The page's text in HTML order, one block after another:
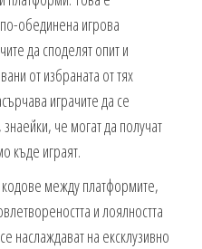
обединена игрова
да споделят опит и
от избраната от тях
играчите да се
че могат да получат
къде играят.
между платформите,
и лоялността
наслаждават на ексклузивно